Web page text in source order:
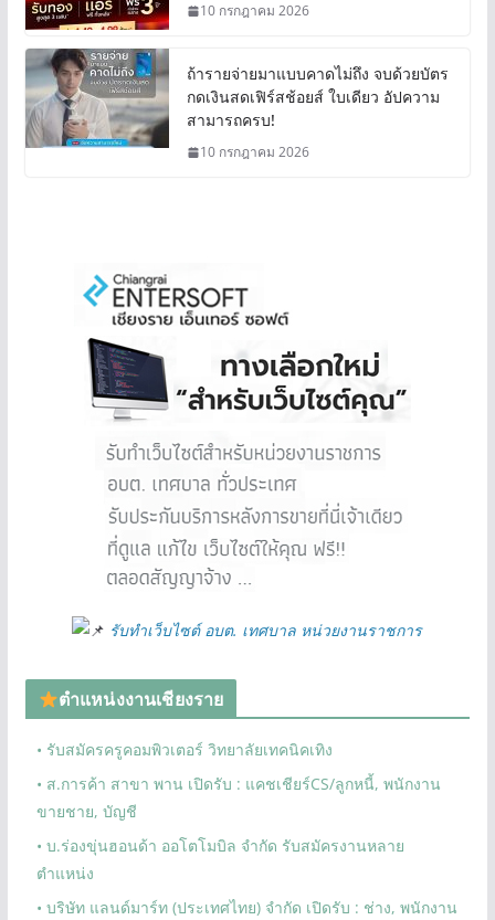
10 กรกฎาคม 2026
ถ้ารายจ่ายมาแบบคาดไม่ถึง จบด้วยบัตร
กดเงินสดเฟิร์สช้อยส์ ใบเดียว อัปความ
สามารถครบ!
10 กรกฎาคม 2026
รับทำเว็บไซต์ อบต. เทศบาล หน่วยงานราชการ
ตำแหน่งงานเชียงราย
• รับสมัครครูคอมพิวเตอร์ วิทยาลัยเทคนิคเทิง
• ส.การค้า สาขา พาน เปิดรับ : แคชเชียร์CS/ลูกหนี้, พนักงาน
ขายชาย, บัญชี
• บ.ร่องขุ่นฮอนด้า ออโตโมบิล จำกัด รับสมัครงานหลาย
ตำแหน่ง
• บริษัท แลนด์มาร์ท (ประเทศไทย) จำกัด เปิดรับ : ช่าง, พนักงาน